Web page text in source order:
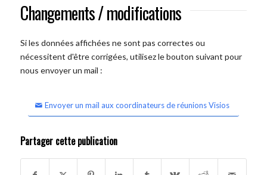
Changements / modifications
Si les données affichées ne sont pas correctes ou
nécessitent d'être corrigées, utilisez le bouton suivant pour
nous envoyer un mail :
Envoyer un mail aux coordinateurs de réunions Visios
Partager cette publication